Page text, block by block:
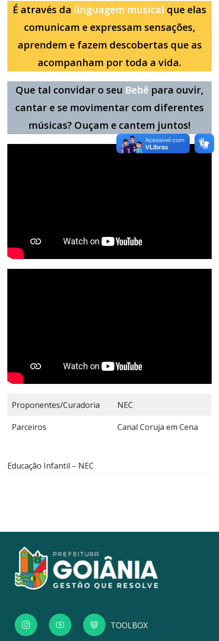
É através da linguagem musical que elas
comunicam e expressam sensações,
aprendem e fazem descobertas que as
acompanham por toda a vida.
Que tal convidar o seu Bebê para ouvir,
cantar e se movimentar com diferentes
músicas? Ouçam e cantem juntos!
Proponentes/Curadoria NEC
Parceiros Canal Coruja em Cena
Educação Infantil – NEC
TOOLBOX